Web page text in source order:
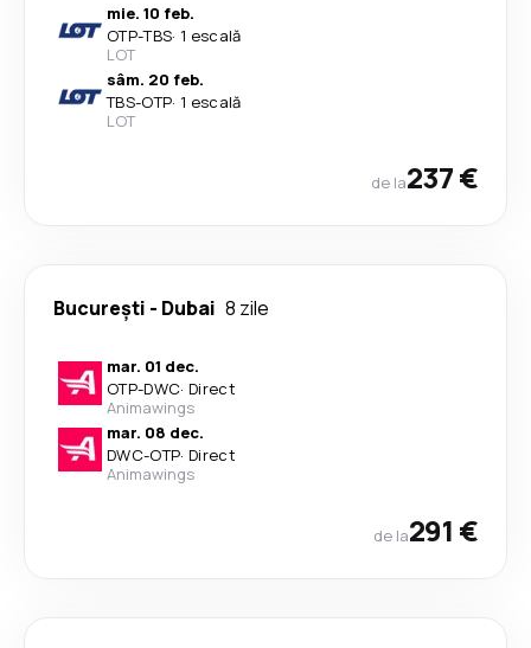
mie. 10 feb.
OTP-TBS· 1 escală
LOT
sâm. 20 feb.
TBS-OTP· 1 escală
LOT
de la237 €
București - Dubai 8 zile
mar. 01 dec.
OTP-DWC· Direct
Animawings
mar. 08 dec.
DWC-OTP· Direct
Animawings
de la291 €